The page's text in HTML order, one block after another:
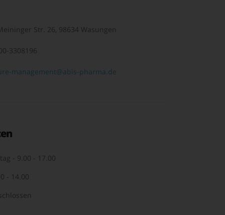
Str. 26, 98634 Wasungen
3308196
management@abis-pharma.de
- 9.00 - 17.00
- 14.00